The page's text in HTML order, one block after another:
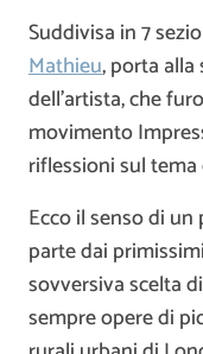
Suddivisa in 7
Mathieu, porta
dell’artista, che
movimento
riflessioni sul tema
Ecco il senso di
parte dai
sovversiva scelta
sempre opere di